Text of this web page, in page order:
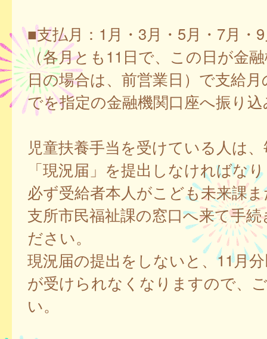
■支払月：1月・3月・5月・7月・
（各月とも11日で、この日が金
日の場合は、前営業日）で支給
でを指定の金融機関口座へ振り
児童扶養手当を受けている人は
「現況届」を提出しなければな
必ず受給者本人がこども未来課
支所市民福祉課の窓口へ来て手
ださい。
現況届の提出をしないと、11月
が受けられなくなりますので、
い。